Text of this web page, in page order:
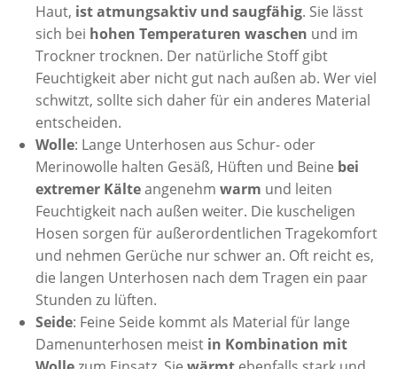
Haut, ist atmungsaktiv und saugfähig. Sie lässt
sich bei hohen Temperaturen waschen und im
Trockner trocknen. Der natürliche Stoff gibt
Feuchtigkeit aber nicht gut nach außen ab. Wer viel
schwitzt, sollte sich daher für ein anderes Material
entscheiden.
Wolle: Lange Unterhosen aus Schur- oder
Merinowolle halten Gesäß, Hüften und Beine bei
extremer Kälteangenehm warm und leiten
Feuchtigkeit nach außen weiter. Die kuscheligen
Hosen sorgen für außerordentlichen Tragekomfort
und nehmen Gerüche nur schwer an. Oft reicht es,
die langen Unterhosen nach dem Tragen ein paar
Stunden zu lüften.
Seide: Feine Seide kommt als Material für lange
Damenunterhosen meist in Kombination mit